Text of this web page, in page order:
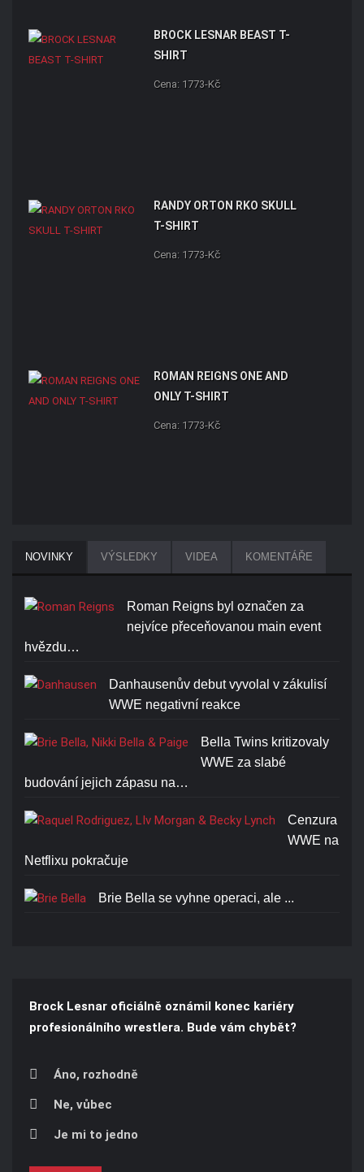
BROCK LESNAR BEAST T-
SHIRT
Cena: 1773-Kč
RANDY ORTON RKO SKULL
T-SHIRT
Cena: 1773-Kč
ROMAN REIGNS ONE AND
ONLY T-SHIRT
Cena: 1773-Kč
NOVINKY VÝSLEDKY VIDEA KOMENTÁŘE
Roman Reigns byl označen za
nejvíce přeceňovanou main event
hvězdu…
Danhausenův debut vyvolal v zákulisí
WWE negativní reakce
Bella Twins kritizovaly
WWE za slabé
budování jejich zápasu na…
Cenzura
WWE na
Netflixu pokračuje
Brie Bella se vyhne operaci, ale ...
Brock Lesnar oficiálně oznámil konec kariéry
profesionálního wrestlera. Bude vám chybět?
Áno, rozhodně
Ne, vůbec
Je mi to jedno